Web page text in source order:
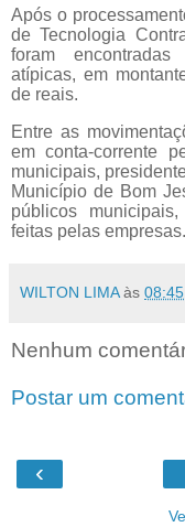
Após o
de Tecnologia
foram encontradas
atípicas, em
de reais.
Entre as
em conta-corrente
municipais,
Município de Bom
públicos
feitas pelas empresas.
WILTON LIMA às 08:45
Nenhum
Postar um
‹